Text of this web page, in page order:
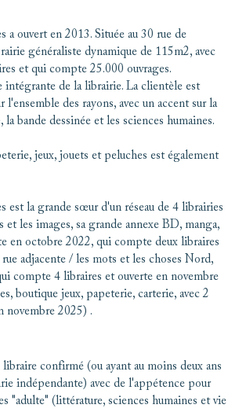
a ouvert en 2013. Située au 30 rue de
généraliste dynamique de 115m2, avec
et qui compte 25.000 ouvrages.
intégrante de la librairie. La clientèle est
l'ensemble des rayons, avec un accent sur la
la bande dessinée et les sciences humaines.
jeux, jouets et peluches est également
est la grande sœur d'un réseau de 4 librairies
et les images, sa grande annexe BD, manga,
en octobre 2022, qui compte deux libraires
adjacente / les mots et les choses Nord,
compte 4 libraires et ouverte en novembre
boutique jeux, papeterie, carterie, avec 2
novembre 2025) .
confirmé (ou ayant au moins deux ans
indépendante) avec de l'appétence pour
"adulte" (littérature, sciences humaines et vie